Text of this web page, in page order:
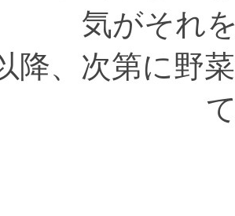
気がそれ
降、次第に野